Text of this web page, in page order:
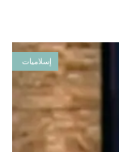
إسلاميات